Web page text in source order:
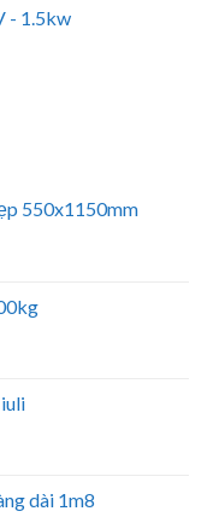
- 1.5kw
550x1150mm
dài 1m8